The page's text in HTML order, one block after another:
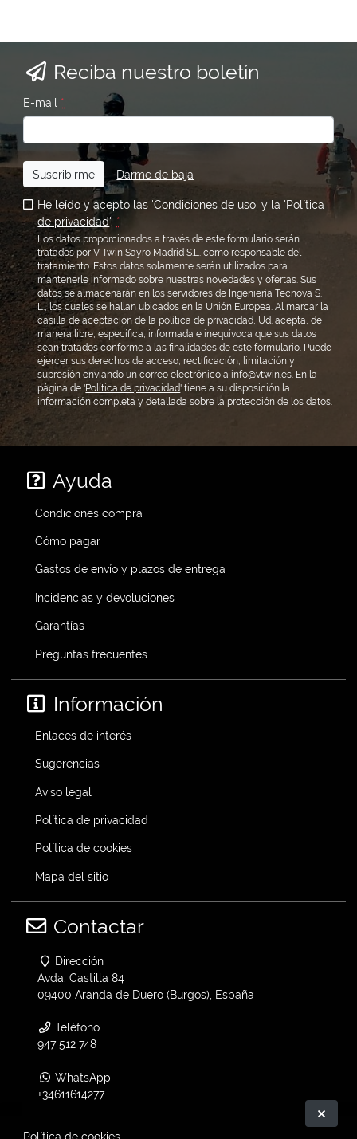
Reciba nuestro boletín
E-mail *
Suscribirme Darme de baja
He leído y acepto las 'Condiciones de uso' y la 'Política
de privacidad'. *
Los datos proporcionados a través de este formulario serán
tratados por V-Twin Sayro Madrid S.L. como responsable del
tratamiento. Estos datos solamente serán utilizados para
mantenerle informado sobre nuestras novedades y ofertas. Sus
datos se almacenarán en los servidores de Ingeniería Tecnova S.
L., los cuales se hallan ubicados en la Unión Europea. Al marcar la
casilla de aceptación de la política de privacidad, Ud. acepta, de
manera libre, específica, informada e inequívoca que sus datos
sean tratados conforme a las finalidades de este formulario. Puede
ejercer sus derechos de acceso, rectificación, limitación y
supresión enviando un correo electrónico a info@vtwin.es . En la
página de 'Política de privacidad' tiene a su disposición la
información completa y detallada sobre la protección de los datos.
Ayuda
Condiciones compra
Cómo pagar
Gastos de envío y plazos de entrega
Incidencias y devoluciones
Garantías
Preguntas frecuentes
Información
Enlaces de interés
Sugerencias
Aviso legal
Política de privacidad
Política de cookies
Mapa del sitio
Contactar
Dirección
Avda. Castilla 84
09400 Aranda de Duero (Burgos), España
Teléfono
947 512 748
WhatsApp
+34611614277
Política de cookies